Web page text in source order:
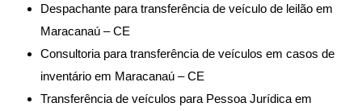
Despachante para transferência de veículo de leilão em
Maracanaú – CE
Consultoria para transferência de veículos em casos de
inventário em Maracanaú – CE
Transferência de veículos para Pessoa Jurídica em